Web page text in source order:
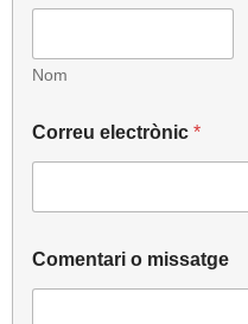
Nom
Correu electrònic *
Comentari o missatge